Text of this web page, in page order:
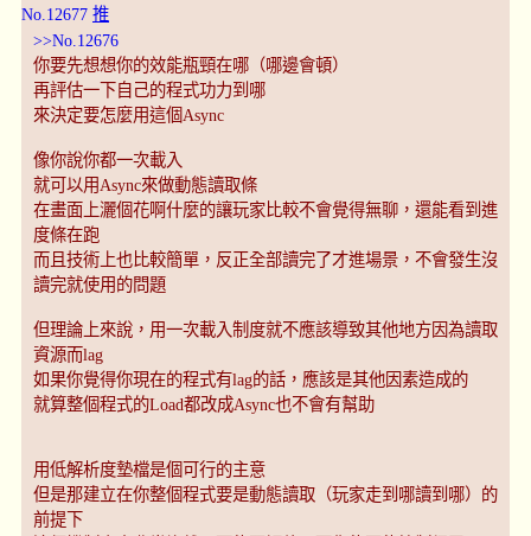
No.12677 推
>>No.12676
你要先想想你的效能瓶頸在哪（哪邊會頓）
再評估一下自己的程式功力到哪
來決定要怎麼用這個Async
像你說你都一次載入
就可以用Async來做動態讀取條
在畫面上灑個花啊什麼的讓玩家比較不會覺得無聊，還能看到進
度條在跑
而且技術上也比較簡單，反正全部讀完了才進場景，不會發生沒
讀完就使用的問題
但理論上來說，用一次載入制度就不應該導致其他地方因為讀取
資源而lag
如果你覺得你現在的程式有lag的話，應該是其他因素造成的
就算整個程式的Load都改成Async也不會有幫助
用低解析度墊檔是個可行的主意
但是那建立在你整個程式要是動態讀取（玩家走到哪讀到哪）的
前提下